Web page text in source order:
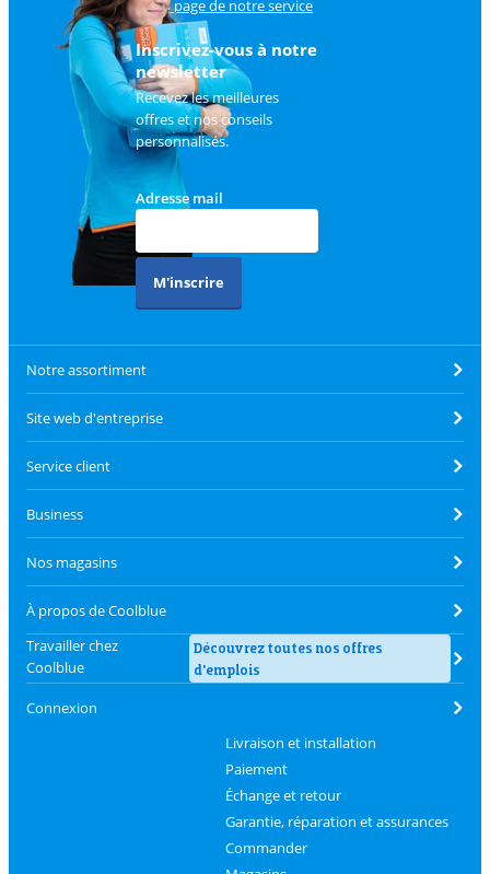
surla page de notre service
client.
Inscrivez-vous à notre
newsletter
Recevez les meilleures
offres et nos conseils
personnalisés.
Adresse mail
M'inscrire
Notre assortiment
Site web d'entreprise
Service client
Business
Nos magasins
À propos de Coolblue
Travailler chez
Coolblue
Découvrez toutes nos offres
d'emplois
Connexion
Livraison et installation
Paiement
Échange et retour
Garantie, réparation et assurances
Commander